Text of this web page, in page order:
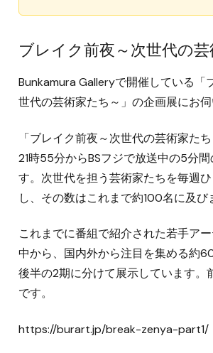
ブレイク前夜～次世代の芸
Bunkamura Galleryで開催している「
世代の芸術家たち～」の企画展にお伺
「ブレイク前夜～次世代の芸術家た
21時55分からBSフジで放送中の5分
す。次世代を担う芸術家たちを毎週
し、その数はこれまで約100名に及び
これまでに番組で紹介された若手ア
中から、国内外から注目を集める約
後半の2期に分けて展示しています。
です。
https://burart.jp/break-zenya-part1/